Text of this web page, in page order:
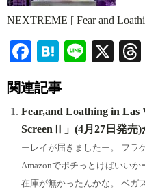
NEXTREME [ Fear and
Fa
bo
ok
H
en
a
Li
X
関連記事
Fear,and Loathing in Las
ScreenⅡ」(4月27日発売)
ーレイが届きましたー。 フラ
Amazonでポチっとけばいいか
在庫が無かったんかな。 ベガ